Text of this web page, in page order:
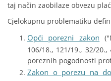
taj način zaobilaze obvezu
Cjelokupnu problematiku
Opći porezni zakon
106/18., 121/19., 32/20.,
poreznih pogodnosti
Zakon o porezu na